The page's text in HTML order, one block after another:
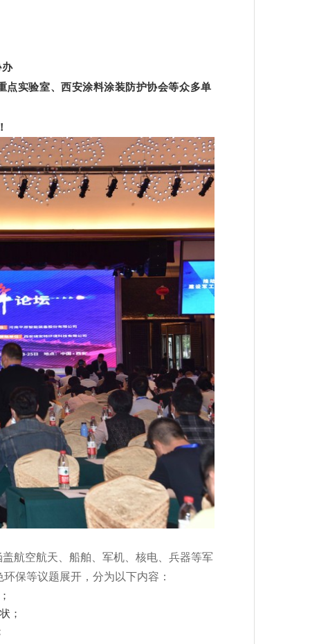
实验室、西安涂料涂装防护协会等众多单
航空航天、船舶、军机、核电、兵器等军
保等议题展开，分为以下内容：
；